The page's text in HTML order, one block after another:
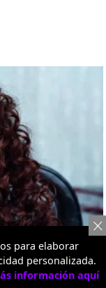
para elaborar
personalizada.
información aquí